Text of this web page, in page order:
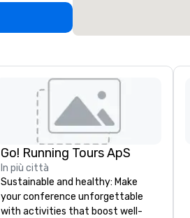
Go! Running Tours ApS
In più città
Sustainable and healthy: Make
your conference unforgettable
with activities that boost well-